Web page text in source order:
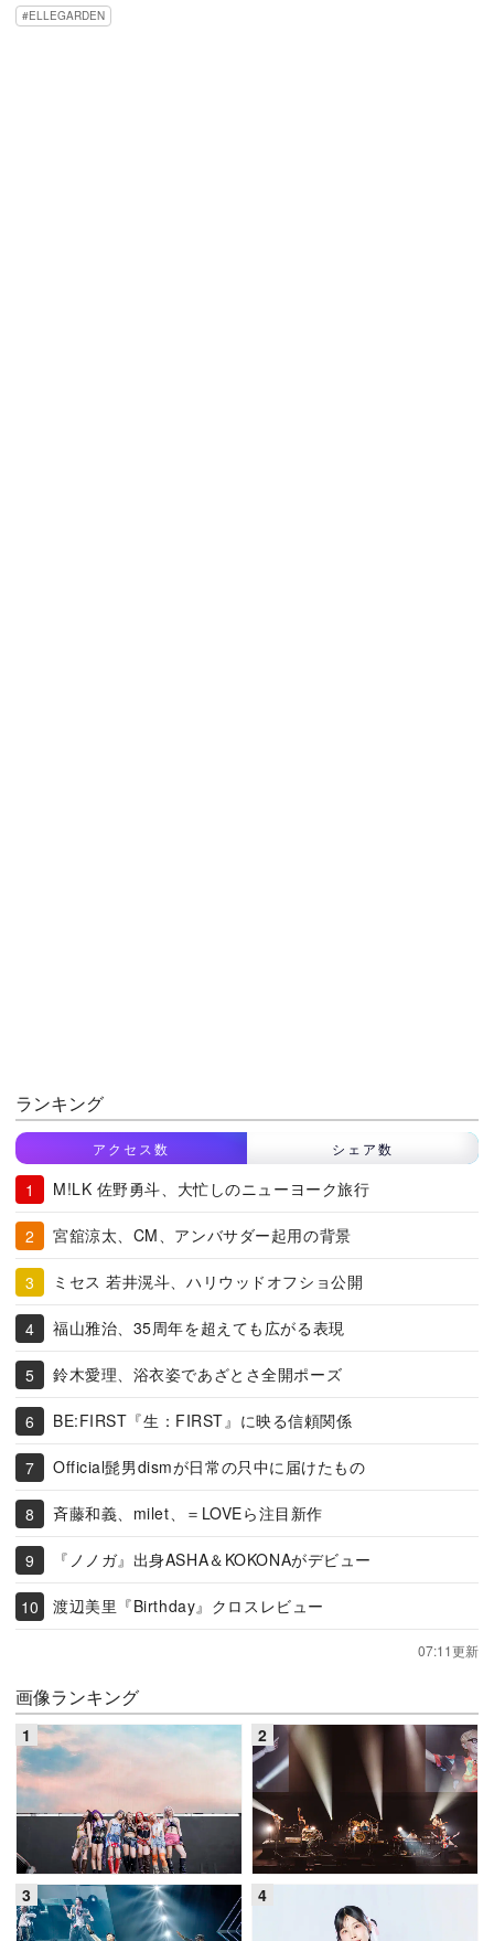
ELLEGARDEN
ランキング
アクセス数 シェア数
M!LK 佐野勇斗、大忙しのニューヨーク旅行
宮舘涼太、CM、アンバサダー起用の背景
ミセス 若井滉斗、ハリウッドオフショ公開
福山雅治、35周年を超えても広がる表現
鈴木愛理、浴衣姿であざとさ全開ポーズ
BE:FIRST『生：FIRST』に映る信頼関係
Official髭男dismが日常の只中に届けたもの
斉藤和義、milet、＝LOVEら注目新作
『ノノガ』出身ASHA＆KOKONAがデビュー
渡辺美里『Birthday』クロスレビュー
07:11更新
画像ランキング